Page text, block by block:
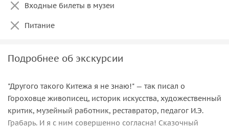
Входные билеты в музеи
Питание
Подробнее об экскурсии
"Другого такого Китежа я не знаю!" — так писал о
Гороховце живописец, историк искусства, художественный
критик, музейный работник, реставратор, педагог И.Э.
Грабарь. И я с ним совершенно согласна! Сказочный